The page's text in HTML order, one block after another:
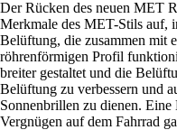
Der Rücken des neuen MET
Merkmale des MET-Stils auf,
Belüftung, die zusammen mit
röhrenförmigen Profil
breiter gestaltet und die
Belüftung zu verbessern und
Sonnenbrillen zu dienen.
Vergnügen auf dem Fahrrad